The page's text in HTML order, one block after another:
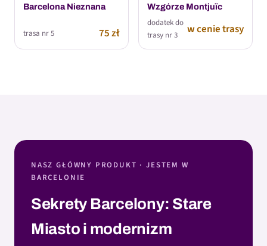
Barcelona Nieznana
trasa nr 5 75 zł
Wzgórze Montjuïc
dodatek do
trasy nr 3
w cenie trasy
NASZ GŁÓWNY PRODUKT · JESTEM W
BARCELONIE
Sekrety Barcelony: Stare
Miasto i modernizm